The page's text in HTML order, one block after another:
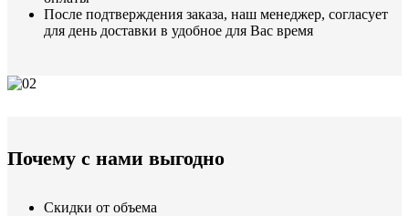
После подтверждения заказа, наш менеджер, согласует
для день доставки в удобное для Вас время
Почему с нами выгодно
Скидки от объема